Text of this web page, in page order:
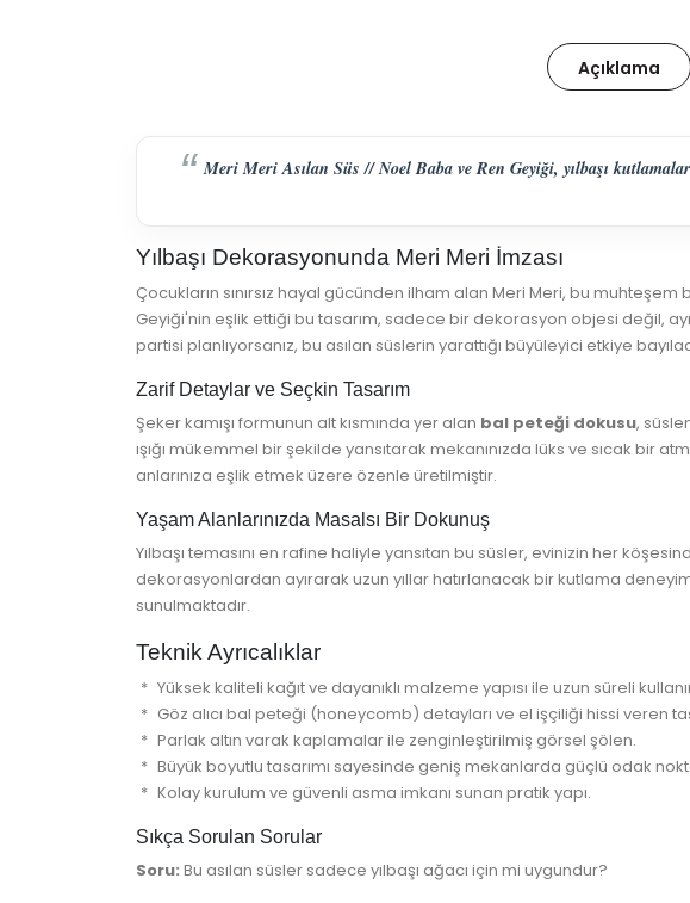
Açıklama
Meri Meri Asılan Süs // Noel Baba ve Ren Geyiği, yılbaşı
Yılbaşı Dekorasyonunda Meri Meri İmzası
Çocukların sınırsız hayal gücünden ilham alan Meri Meri, bu muhteşem
Geyiği'nin eşlik ettiği bu tasarım, sadece bir dekorasyon objesi değil,
partisi planlıyorsanız, bu asılan süslerin yarattığı büyüleyici etkiye
Zarif Detaylar ve Seçkin Tasarım
Şeker kamışı formunun alt kısmında yer alan bal peteği dokusu,
ışığı mükemmel bir şekilde yansıtarak mekanınızda lüks ve sıcak bir
anlarınıza eşlik etmek üzere özenle üretilmiştir.
Yaşam Alanlarınızda Masalsı Bir Dokunuş
Yılbaşı temasını en rafine haliyle yansıtan bu süsler, evinizin her
dekorasyonlardan ayırarak uzun yıllar hatırlanacak bir kutlama
sunulmaktadır.
Teknik Ayrıcalıklar
Yüksek kaliteli kağıt ve dayanıklı malzeme yapısı ile uzun süreli
Göz alıcı bal peteği (honeycomb) detayları ve el işçiliği hissi veren
Parlak altın varak kaplamalar ile zenginleştirilmiş görsel şölen.
Büyük boyutlu tasarımı sayesinde geniş mekanlarda güçlü odak
Kolay kurulum ve güvenli asma imkanı sunan pratik yapı.
Sıkça Sorulan Sorular
Soru: Bu asılan süsler sadece yılbaşı ağacı için mi uygundur?